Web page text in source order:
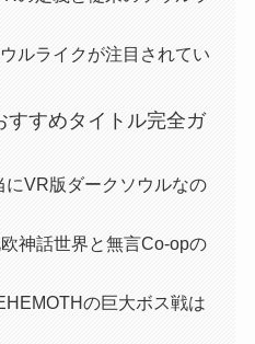
ルライクが注目されてい
すすめタイトル完全ガ
にVR版ダークソウルなの
神話世界と無言Co-opの
の巨大ボス戦は